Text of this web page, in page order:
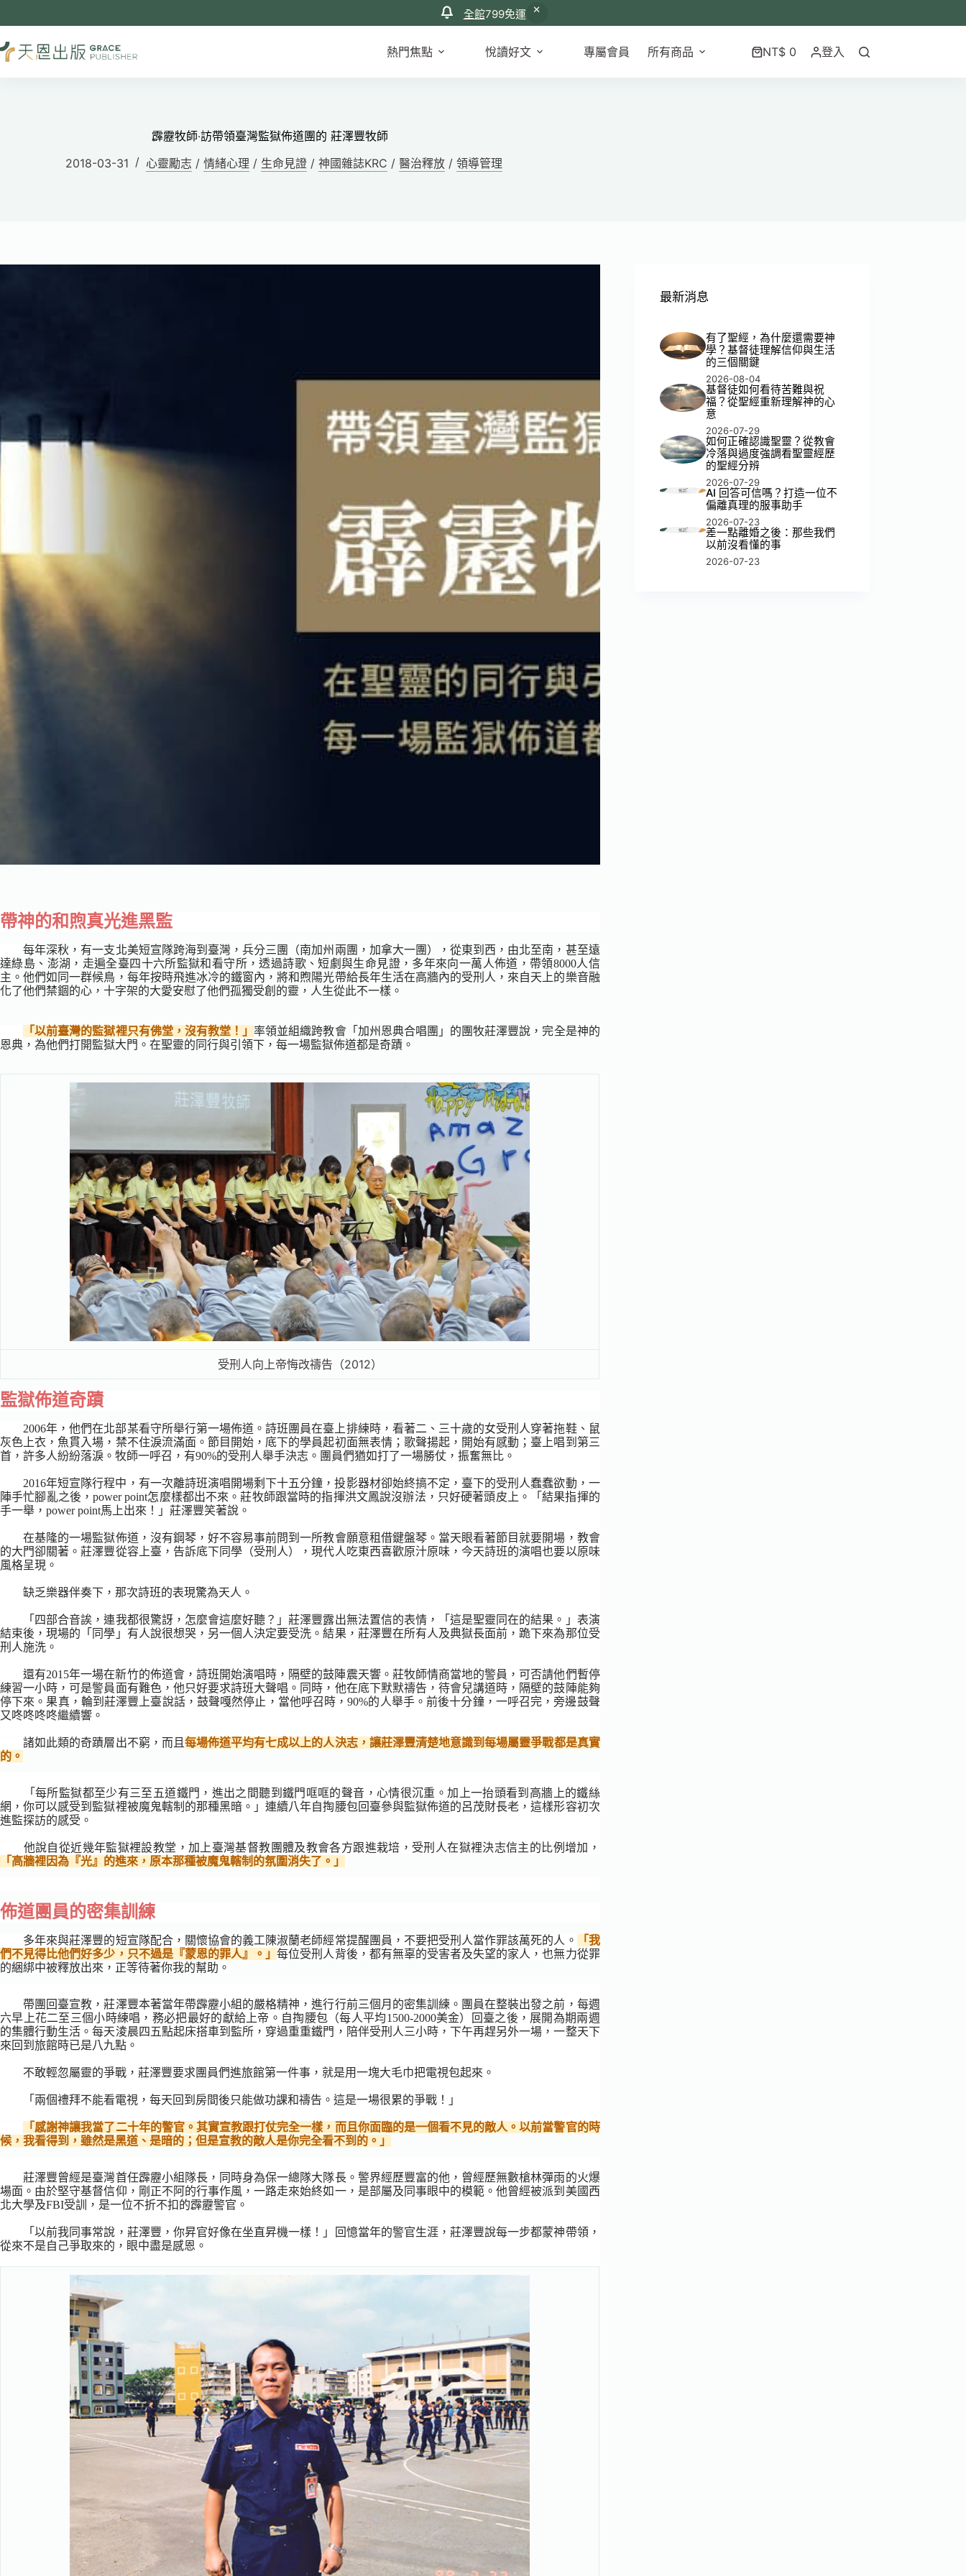
全館799免運
熱門焦點 悅讀好文 專屬會員 所有商品 NT$0 登入
霹靂牧師‧訪帶領臺灣監獄佈道團的 莊澤豐牧師
2018-03-31
心靈勵志 / 情緒心理 / 生命見證 / 神國雜誌KRC / 醫治釋放 / 領導管理
帶神的和煦真光進黑監
每年深秋，有一支北美短宣隊跨海到臺灣，兵分三團（南加州兩團，加拿大一團），從東到西，由北至南，甚至遠
達綠島、澎湖，走遍全臺四十六所監獄和看守所，透過詩歌、短劇與生命見證，多年來向一萬人佈道，帶領8000人信
主。他們如同一群候鳥，每年按時飛進冰冷的鐵窗內，將和煦陽光帶給長年生活在高牆內的受刑人，來自天上的樂音融
化了他們禁錮的心，十字架的大愛安慰了他們孤獨受創的靈，人生從此不一樣。
「以前臺灣的監獄裡只有佛堂，沒有教堂！」率領並組織跨教會「加州恩典合唱團」的團牧莊澤豐說，完全是神的
恩典，為他們打開監獄大門。在聖靈的同行與引領下，每一場監獄佈道都是奇蹟。
受刑人向上帝悔改禱告（2012）
監獄佈道奇蹟
2006年，他們在北部某看守所舉行第一場佈道。詩班團員在臺上排練時，看著二、三十歲的女受刑人穿著拖鞋、鼠
灰色上衣，魚貫入場，禁不住淚流滿面。節目開始，底下的學員起初面無表情；歌聲揚起，開始有感動；臺上唱到第三
首，許多人紛紛落淚。牧師一呼召，有90%的受刑人舉手決志。團員們猶如打了一場勝仗，振奮無比。
2016年短宣隊行程中，有一次離詩班演唱開場剩下十五分鐘，投影器材卻始終搞不定，臺下的受刑人蠢蠢欲動，一
陣手忙腳亂之後，power point怎麼樣都出不來。莊牧師跟當時的指揮洪文鳳說沒辦法，只好硬著頭皮上。「結果指揮的
手一舉，power point馬上出來！」莊澤豐笑著說。
在基隆的一場監獄佈道，沒有鋼琴，好不容易事前問到一所教會願意租借鍵盤琴。當天眼看著節目就要開場，教會
的大門卻關著。莊澤豐從容上臺，告訴底下同學（受刑人），現代人吃東西喜歡原汁原味，今天詩班的演唱也要以原味
風格呈現。
缺乏樂器伴奏下，那次詩班的表現驚為天人。
「四部合音誒，連我都很驚訝，怎麼會這麼好聽？」莊澤豐露出無法置信的表情，「這是聖靈同在的結果。」表演
結束後，現場的「同學」有人說很想哭，另一個人決定要受洗。結果，莊澤豐在所有人及典獄長面前，跪下來為那位受
刑人施洗。
還有2015年一場在新竹的佈道會，詩班開始演唱時，隔壁的鼓陣震天響。莊牧師情商當地的警員，可否請他們暫停
練習一小時，可是警員面有難色，他只好要求詩班大聲唱。同時，他在底下默默禱告，待會兒講道時，隔壁的鼓陣能夠
停下來。果真，輪到莊澤豐上臺說話，鼓聲嘎然停止，當他呼召時，90%的人舉手。前後十分鐘，一呼召完，旁邊鼓聲
又咚咚咚咚繼續響。
諸如此類的奇蹟層出不窮，而且每場佈道平均有七成以上的人決志，讓莊澤豐清楚地意識到每場屬靈爭戰都是真實
的。
「每所監獄都至少有三至五道鐵門，進出之間聽到鐵門哐哐的聲音，心情很沉重。加上一抬頭看到高牆上的鐵絲
網，你可以感受到監獄裡被魔鬼轄制的那種黑暗。」連續八年自掏腰包回臺參與監獄佈道的呂茂財長老，這樣形容初次
進監探訪的感受。
他說自從近幾年監獄裡設教堂，加上臺灣基督教團體及教會各方跟進栽培，受刑人在獄裡決志信主的比例增加，
「高牆裡因為『光』的進來，原本那種被魔鬼轄制的氛圍消失了。」
佈道團員的密集訓練
多年來與莊澤豐的短宣隊配合，關懷協會的義工陳淑蘭老師經常提醒團員，不要把受刑人當作罪該萬死的人。
「我
們不見得比他們好多少，只不過是『蒙恩的罪人』。」每位受刑人背後，都有無辜的受害者及失望的家人，也無力從罪
的綑綁中被釋放出來，正等待著你我的幫助。
帶團回臺宣教，莊澤豐本著當年帶霹靂小組的嚴格精神，進行行前三個月的密集訓練。團員在整裝出發之前，每週
六早上花二至三個小時練唱，務必把最好的獻給上帝。自掏腰包（每人平均1500-2000美金）回臺之後，展開為期兩週
的集體行動生活。每天淩晨四五點起床搭車到監所，穿過重重鐵門，陪伴受刑人三小時，下午再趕另外一場，一整天下
來回到旅館時已是八九點。
不敢輕忽屬靈的爭戰，莊澤豐要求團員們進旅館第一件事，就是用一塊大毛巾把電視包起來。
「兩個禮拜不能看電視，每天回到房間後只能做功課和禱告。這是一場很累的爭戰！」
「感謝神讓我當了二十年的警官。其實宣教跟打仗完全一樣，而且你面臨的是一個看不見的敵人。以前當警官的時
候，我看得到，雖然是黑道、是暗的；但是宣教的敵人是你完全看不到的。」
莊澤豐曾經是臺灣首任霹靂小組隊長，同時身為保一總隊大隊長。警界經歷豐富的他，曾經歷無數槍林彈雨的火爆
場面。由於堅守基督信仰，剛正不阿的行事作風，一路走來始終如一，是部屬及同事眼中的模範。他曾經被派到美國西
北大學及FBI受訓，是一位不折不扣的霹靂警官。
「以前我同事常說，莊澤豐，你昇官好像在坐直昇機一樣！」回憶當年的警官生涯，莊澤豐說每一步都蒙神帶領，
從來不是自己爭取來的，眼中盡是感恩。
最新消息
有了聖經，為什麼還需要神
學？基督徒理解信仰與生活
的三個關鍵
2026-08-04
基督徒如何看待苦難與祝
福？從聖經重新理解神的心
意
2026-07-29
如何正確認識聖靈？從教會
冷落與過度強調看聖靈經歷
的聖經分辨
2026-07-29
AI 回答可信嗎？打造一位不
偏離真理的服事助手
2026-07-23
差一點離婚之後：那些我們
以前沒看懂的事
2026-07-23